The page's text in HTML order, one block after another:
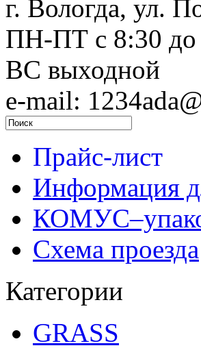
г. Вологда, ул.
ПН-ПТ c 8:30 до
ВС выходной
e-mail:
Прайс-лист
Информация
Схема проезда
Категории
GRASS